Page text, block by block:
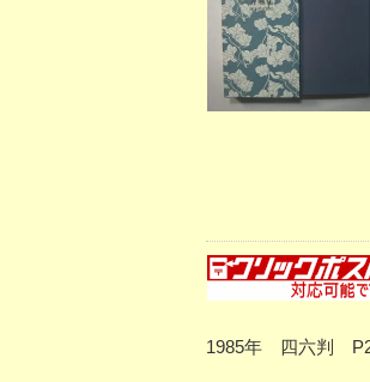
1985年 四六判